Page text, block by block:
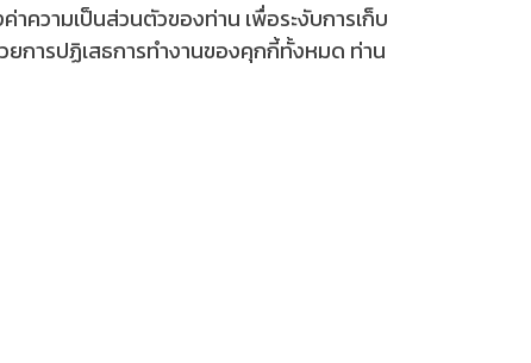
ความเป็นส่วนตัวของท่าน เพื่อระงับการเก็บ
การปฏิเสธการทำงานของคุกกี้ทั้งหมด ท่าน